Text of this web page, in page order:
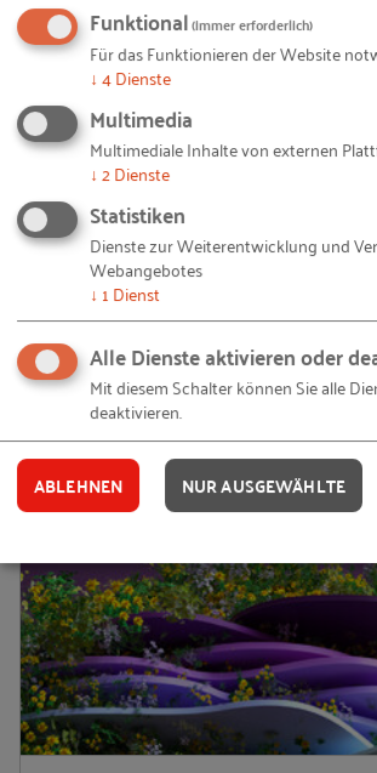
RKW Magazin: Mit Superkraft
Resilienz für einen starken
In dieser Ausgabe des RKW Magazins
den Themenschwerpunkt „Resilienz für
Mittelstand“.
26.03.2026
RKW MAGAZIN
Funktional(immer erforderlich)
Für das Funktionieren der Website
↓ 4Dienste
Multimedia
Multimediale Inhalte von externen
↓ 2Dienste
Statistiken
Dienste zur Weiterentwicklung und
Webangebotes
↓ 1 Dienst
Alle Dienste aktivieren oder
Mit diesem Schalter können Sie alle
deaktivieren.
ABLEHNEN NUR AUSGEWÄHLTE